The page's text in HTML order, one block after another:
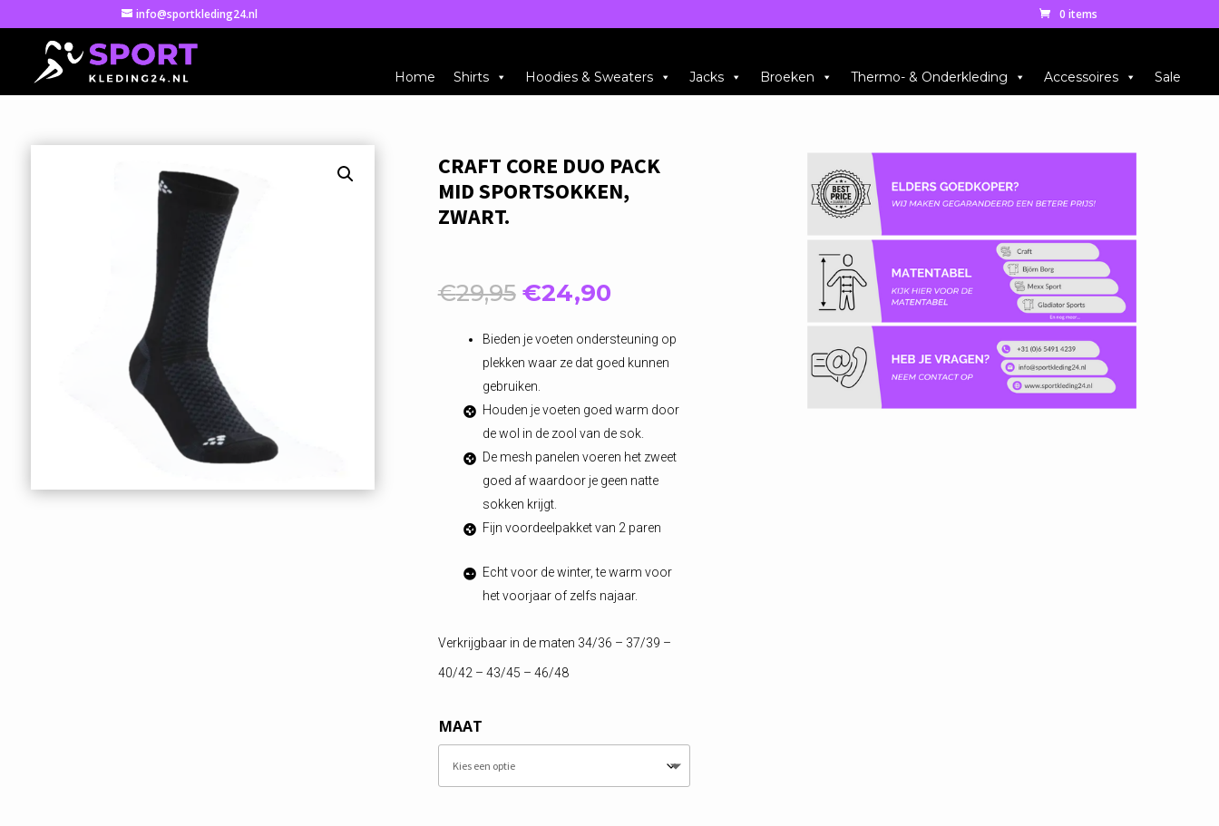
info@sportkleding24.nl 0 items
Home Shirts Hoodies & Sweaters Jacks Broeken Thermo- & Onderkleding Accessoires Sale
CRAFT CORE DUO PACK
MID SPORTSOKKEN,
ZWART.
€29,95 Oorspronkelijke
was:
€29,95.
€24,90Huidige
is:
€24,90.
Bieden je voeten ondersteuning op
plekken waar ze dat goed kunnen
gebruiken.
Houden je voeten goed warm door
de wol in de zool van de sok.
De mesh panelen voeren het zweet
goed af waardoor je geen natte
sokken krijgt.
Fijn voordeelpakket van 2 paren
Echt voor de winter, te warm voor
het voorjaar of zelfs najaar.
Verkrijgbaar in de maten 34/36 – 37/39 –
40/42 – 43/45 – 46/48
MAAT